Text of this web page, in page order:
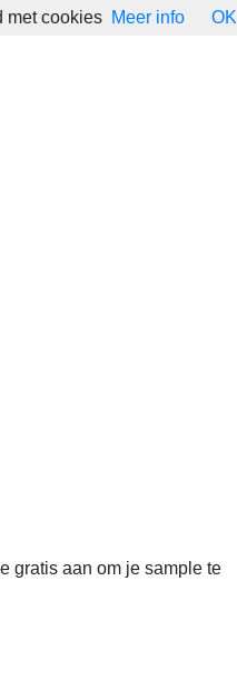
gratis aan om je sample te
met cookies Meer info OK